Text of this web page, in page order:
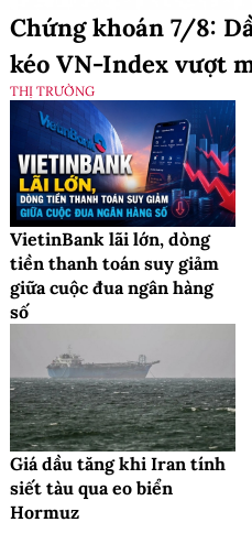
Chứng khoán 7/8:
kéo VN-Index vượt
THỊ TRƯỜNG
VietinBank lãi lớn, dòng
tiền thanh toán suy giảm
giữa cuộc đua ngân hàng
số
Giá dầu tăng khi Iran tính
siết tàu qua eo biển
Hormuz